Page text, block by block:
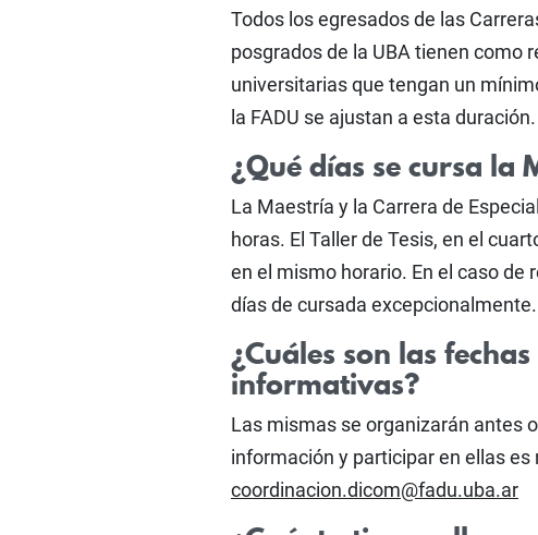
Todos los egresados de las
posgrados de la UBA tienen como
universitarias que tengan un
la FADU se ajustan a esta duración.
¿Qué días se cursa la
La Maestría y la Carrera de
horas. El Taller de Tesis, en el
en el mismo horario. En el caso
días de cursada excepcionalmente.
¿Cuáles son las
informativas?
Las mismas se organizarán antes
información y participar en ellas
coordinacion.dicom@fadu.uba.ar